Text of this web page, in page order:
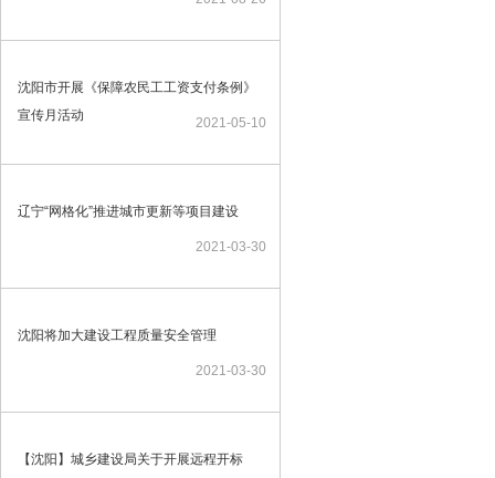
沈阳市开展《保障农民工工资支付条例》
宣传月活动
2021-05-10
辽宁“网格化”推进城市更新等项目建设
2021-03-30
沈阳将加大建设工程质量安全管理
2021-03-30
【沈阳】城乡建设局关于开展远程开标